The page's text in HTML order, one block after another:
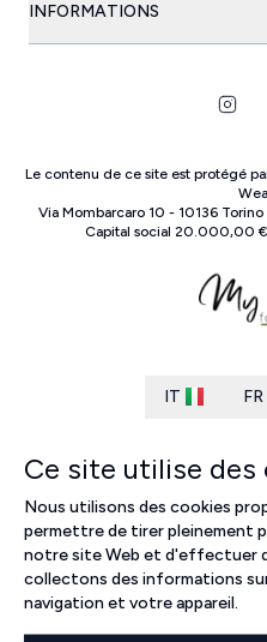
INFORMATIONS
Le contenu de ce site est protégé
Via Mombarcaro 10 - 10136 Torino
Capital social 20.000,00 €
IT FR
Ce site utilise des
Nous utilisons des cookies
permettre de tirer pleinement
notre site Web et d'effectuer
collectons des informations
navigation et votre appareil.